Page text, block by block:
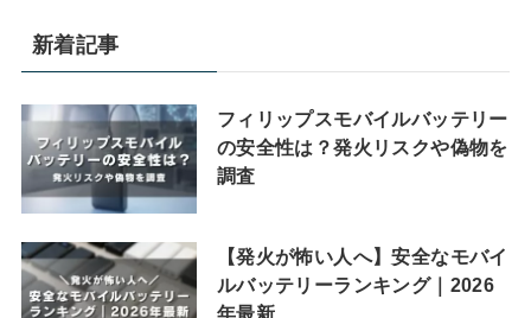
新着記事
フィリップスモバイルバッテリー
の安全性は？発火リスクや偽物を
調査
【発火が怖い人へ】安全なモバイ
ルバッテリーランキング｜2026
年最新